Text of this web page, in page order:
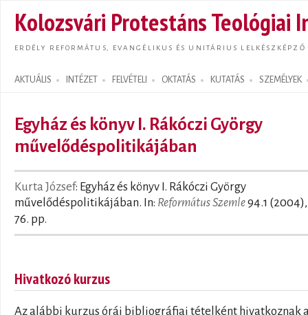
Kolozsvári Protestáns Teológiai
ERDÉLY REFORMÁTUS, EVANGÉLIKUS ÉS UNITÁRIUS LELKÉSZKÉPZŐ
AKTUÁLIS INTÉZET FELVÉTELI OKTATÁS KUTATÁS SZEMÉLYEK
Search form
Egyház és könyv I. Rákóczi György
művelődéspolitikájában
Kurta József: Egyház és könyv I. Rákóczi György
művelődéspolitikájában. In: Református Szemle94.1
76. pp.
Hivatkozó kurzus
Az alábbi kurzus órái bibliográfiai tételként hivatkoznak